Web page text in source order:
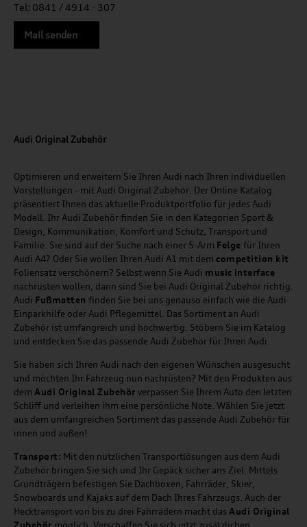
Tel: 0841 / 4914 - 307
Mail senden
Audi Original Zubehör
Optimieren und erweitern Sie Ihren Audi nach Ihren individuellen
Vorstellungen - mit Audi Original Zubehör. Der Online Katalog
präsentiert Ihnen das aktuelle Produktportfolio für jedes Audi
Modell. Ihr Audi Zubehör finden Sie in den Kategorien Sport &
Design, Kommunikation, Komfort und Schutz, Transport und
Familie. Sie sind auf der Suche nach einer 5-Arm Felge für Ihren
Audi A4? Oder Sie wollen Ihren Audi A1 mit dem competition kit
Foliensatz verschönern? Selbst wenn Sie Audi music interface
nachrüsten wollen, dann sind Sie bei Audi Original Zubehör richtig.
Audi Fußmatten finden Sie bei uns genauso einfach wie die Audi
Einparkhilfe oder Audi Pflegemittel. Das Sortiment an Audi
Zubehör ist umfangreich und hochwertig. Stöbern Sie im Katalog
und entdecken Sie das passende Audi Zubehör für Ihren Audi.
Sie haben sich Ihren Audi nach den eigenen Wünschen ausgesucht
und möchten Ihr Fahrzeug nun nachrüsten? Mit den Produkten aus
dem Audi Original Zubehör verpassen Sie Ihrem Auto den letzten
Schliff und verleihen ihm eine persönliche Note. Wählen Sie jetzt
aus dem umfangreichen Sortiment das passende Audi Zubehör für
innen und außen!
Transport: Mit den nützlichen Transportlösungen aus dem Audi
Zubehör bringen Sie sich und Ihr Gepäck sicher ans Ziel. Mittels
Grundträgern befestigen Sie Dachboxen, Fahrräder, Skier,
Snowboards und Kajaks auf dem Dach Ihres Fahrzeugs. Auch der
Hecktransport von bis zu drei Fahrrädern macht das Audi Original
Zubehör möglich. Verschaffen Sie sich jetzt zusätzlichen